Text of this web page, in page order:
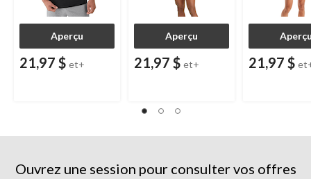
Aperçu
21,97 $ et+
Aperçu
21,97 $ et+ 21,97 $
Ouvrez une session pour consulter vos offres